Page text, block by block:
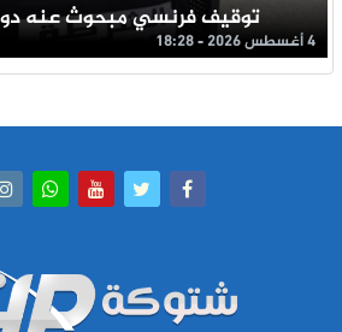
توقيف فرنسي مبحوث عنه
4 أغسطس 2026 - 18:28